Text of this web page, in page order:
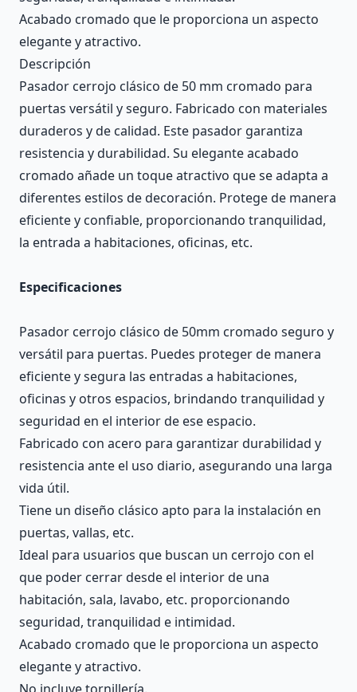
Acabado cromado que le proporciona un aspecto
elegante y atractivo.
Descripción
Pasador cerrojo clásico de 50 mm cromado para
puertas versátil y seguro. Fabricado con materiales
duraderos y de calidad. Este pasador garantiza
resistencia y durabilidad. Su elegante acabado
cromado añade un toque atractivo que se adapta a
diferentes estilos de decoración. Protege de manera
eficiente y confiable, proporcionando tranquilidad,
la entrada a habitaciones, oficinas, etc.
Especificaciones
Pasador cerrojo clásico de 50mm cromado seguro y
versátil para puertas. Puedes proteger de manera
eficiente y segura las entradas a habitaciones,
oficinas y otros espacios, brindando tranquilidad y
seguridad en el interior de ese espacio.
Fabricado con acero para garantizar durabilidad y
resistencia ante el uso diario, asegurando una larga
vida útil.
Tiene un diseño clásico apto para la instalación en
puertas, vallas, etc.
Ideal para usuarios que buscan un cerrojo con el
que poder cerrar desde el interior de una
habitación, sala, lavabo, etc. proporcionando
seguridad, tranquilidad e intimidad.
Acabado cromado que le proporciona un aspecto
elegante y atractivo.
No incluye tornillería.